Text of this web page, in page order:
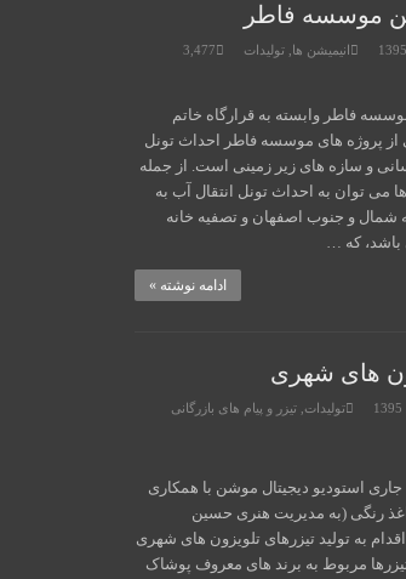
موسسه فاطر
انیمیشن ها تولیدات 3,477
فاطر وابسته به قرارگاه خاتم
از پروژه های موسسه فاطر احداث تونل
و سازه های زیر زمینی است. از جمله
ها می توان به احداث تونل انتقال آب به
شمال و جنوب اصفهان و تصفیه خانه
که …
ادامه نوشته »
های شهری
تولیدات تیزر و پیام های بازرگانی
جاری استودیو دیجیتال موشن با همکاری
رنگی (به مدیریت هنری حسین
به تولید تیزرهای تلویزون های شهری
مربوط به برند های معروف پوشاک